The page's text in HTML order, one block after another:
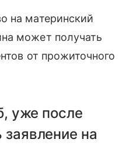
на материнский
может получать
от прожиточного
уже после
на